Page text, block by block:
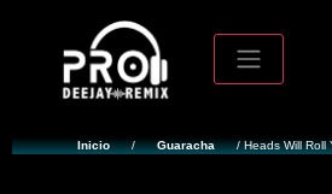
Inicio / Guaracha / Heads Will Roll